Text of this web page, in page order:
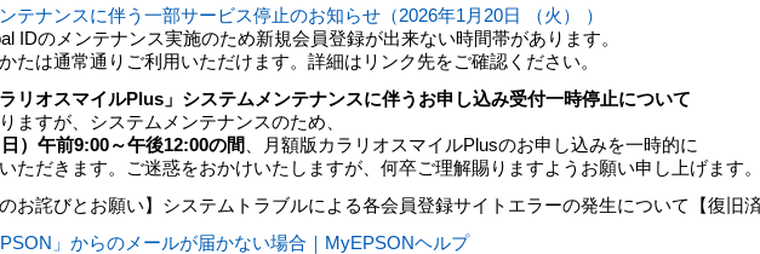
テナンスに伴う一部サービス停止のお知らせ（2026年1月20日 （火） ）
IDのメンテナンス実施のため新規会員登録が出来ない時間帯があります。
たは通常通りご利用いただけます。詳細はリンク先をご確認ください。
ラリオスマイルPlus」システムメンテナンスに伴うお申し込み受付一時停止について
ますが、システムメンテナンスのため、
）午前9:00～午後12:00の間
、月額版カラリオスマイルPlusのお申し込みを一時的に
ただきます。ご迷惑をおかけいたしますが、何卒ご理解賜りますようお願い申し上げます。
のお詫びとお願い】システムトラブルによる各会員登録サイトエラーの発生について【復旧済
」からのメールが届かない場合｜MyEPSONヘルプ